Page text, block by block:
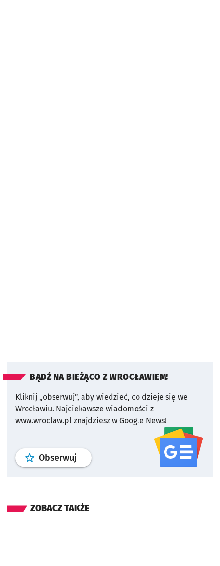
BĄDŹ NA BIEŻĄCO Z WROCŁAWIEM!
Kliknij „obserwuj”, aby wiedzieć, co dzieje się we
Wrocławiu. Najciekawsze wiadomości z
www.wroclaw.pl znajdziesz w Google News!
Obserwuj profil serwisu
ZOBACZ TAKŻE